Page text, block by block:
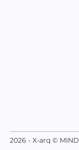
2026 - X-arq © MIND